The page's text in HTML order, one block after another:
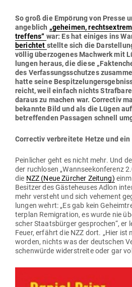
So groß die Empörung von Presse
angeblich „geheimen,
treffens“ war: Es hat einiges ins
berichtet stellte sich die
völlig über­zo­genes Machwerk mit
lungen heraus, die diese
des Ver­fas­sungs­schutzes
hatte seine
reicht, weil einfach nichts
daraus zu machen war. Cor­rectiv
bekannte Bild und als die Lügen
betref­fenden Pas­sagen schnell
Cor­rectiv ver­breitete Hetze und ein
Pein­licher geht es nicht mehr. Und
der ruch­losen „Wann­see­kon­ferenz
die NZZ (Neue Zürcher Zeitung)
Besitzer des Gäs­te­heuses Adlon
mehr ver­steht und sich vehement
lungen wehrt: „Es gab kein
terplan Remi­gration, es wurde nie
scher Staats­bürger gesprochen“, er
Feuer, erfährt die NZZ dort. „Hier ist
worden, nichts was der deut­schen
schen­würde wider­streite oder gar